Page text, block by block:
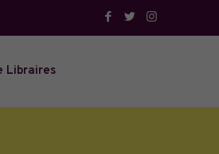
Libraires